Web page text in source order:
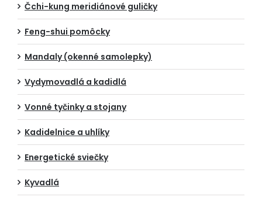
Čchi-kung meridiánové guličky
Feng-shui pomôcky
Mandaly (okenné samolepky)
Vydymovadlá a kadidlá
Vonné tyčinky a stojany
Kadidelnice a uhlíky
Energetické sviečky
Kyvadlá